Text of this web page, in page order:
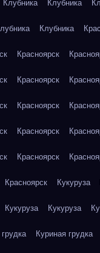
Клубника Клубника
Клубника
Красноярск
Красноярск
Красноярск
Красноярск
Красноярск
Красноярск Кукуруза
Кукуруза Кукуруза
Куриная грудка